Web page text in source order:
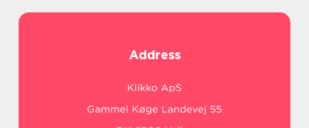
Address